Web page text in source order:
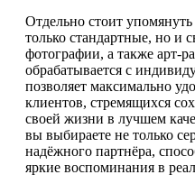
Отдельно стоит
только стандартные, но и
фотографии, а также арт-
обрабатывается с
позволяет максимально
клиентов, стремящихся
своей жизни в лучшем
вы выбираете не только
надёжного партнёра,
яркие воспоминания в